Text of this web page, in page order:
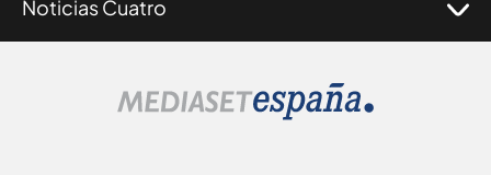
Noticias Cuatro